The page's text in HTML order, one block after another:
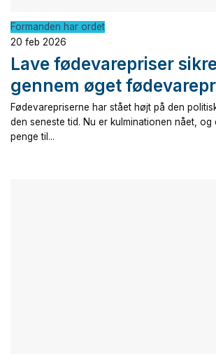
Formanden har ordet
20 feb 2026
Lave fødevarepriser
gennem øget
Fødevarepriserne har stået højt på den
den seneste tid. Nu er kulminationen nået,
penge til...